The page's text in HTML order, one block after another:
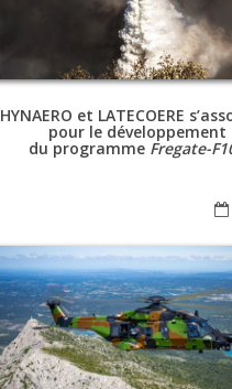
HYNAERO et LATECOERE
pour le développement
du programme Fregate-